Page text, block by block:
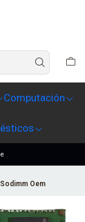
Computación
Oem